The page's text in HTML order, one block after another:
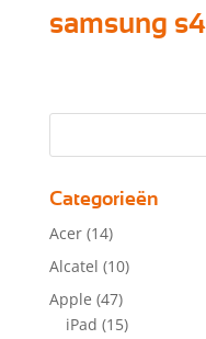
samsung s4
Categorieën
Acer (14)
Alcatel (10)
Apple (47)
iPad (15)